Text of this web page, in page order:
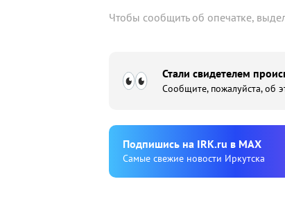
Чтобы сообщить об опечатке,
Стали свидетелем
Сообщите, пожалуйста, об
Подпишиcь на IRK.ru в MAX
Cамые свежие новости Иркутска